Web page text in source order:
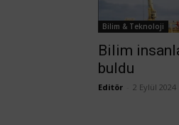
Bilim & Teknoloji
Bilim
buldu
Editör 2 Eylül 2024